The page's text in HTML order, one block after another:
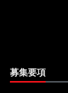
募集要項